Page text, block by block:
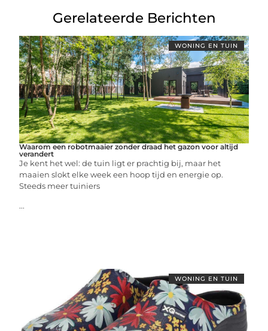
Gerelateerde Berichten
WONING EN TUIN
Waarom een robotmaaier zonder draad het gazon voor altijd
verandert
Je kent het wel: de tuin ligt er prachtig bij, maar het
maaien slokt elke week een hoop tijd en energie op.
Steeds meer tuiniers
...
WONING EN TUIN